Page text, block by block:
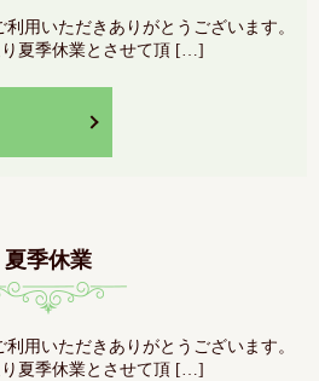
利用いただきありがとうございます。
夏季休業とさせて頂 […]
夏季休業
利用いただきありがとうございます。
夏季休業とさせて頂 […]